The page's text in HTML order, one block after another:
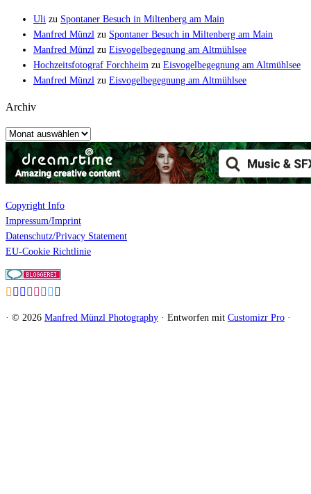
Uli zu Spontaner Besuch in Miltenberg am Main
Manfred Münzl zu Spontaner Besuch in Miltenberg am Main
Manfred Münzl zu Eisvogelbegegnung am Altmühlsee
Hochzeitsfotograf Forchheim zu Eisvogelbegegnung am Altmühlsee
Manfred Münzl zu Eisvogelbegegnung am Altmühlsee
Archiv
Archiv
Copyright Info
Impressum/Imprint
Datenschutz/Privacy Statement
EU-Cookie Richtlinie
· © 2026 Manfred Münzl Photography · Entworfen mit Customizr Pro ·